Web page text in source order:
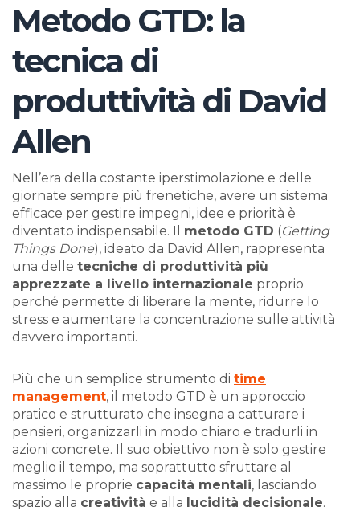
Metodo GTD: la
tecnica di
produttività di David
Allen
Nell’era della costante iperstimolazione e delle
giornate sempre più frenetiche, avere un sistema
efficace per gestire impegni, idee e priorità è
diventato indispensabile. Il metodo GTD (Getting
Things Done), ideato da David Allen, rappresenta
una delle tecniche di produttività più
apprezzate a livello internazionale proprio
perché permette di liberare la mente, ridurre lo
stress e aumentare la concentrazione sulle attività
davvero importanti.
Più che un semplice strumento di time
management, il metodo GTD è un approccio
pratico e strutturato che insegna a catturare i
pensieri, organizzarli in modo chiaro e tradurli in
azioni concrete. Il suo obiettivo non è solo gestire
meglio il tempo, ma soprattutto sfruttare al
massimo le proprie capacità mentali, lasciando
spazio alla creatività e alla lucidità decisionale.